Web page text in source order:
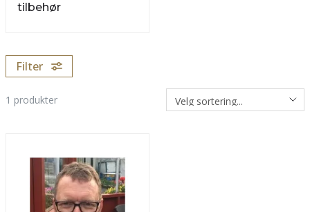
tilbehør
Filter
1 produkter